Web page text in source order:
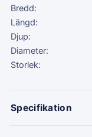
Bredd:
Längd:
Djup:
Diameter:
Storlek:
Specifikation